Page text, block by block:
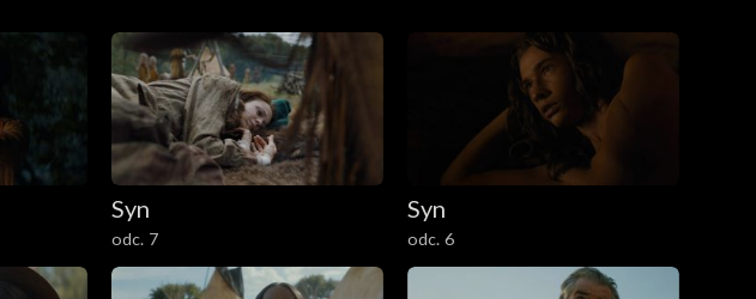
Syn
odc. 7
Syn
odc. 6